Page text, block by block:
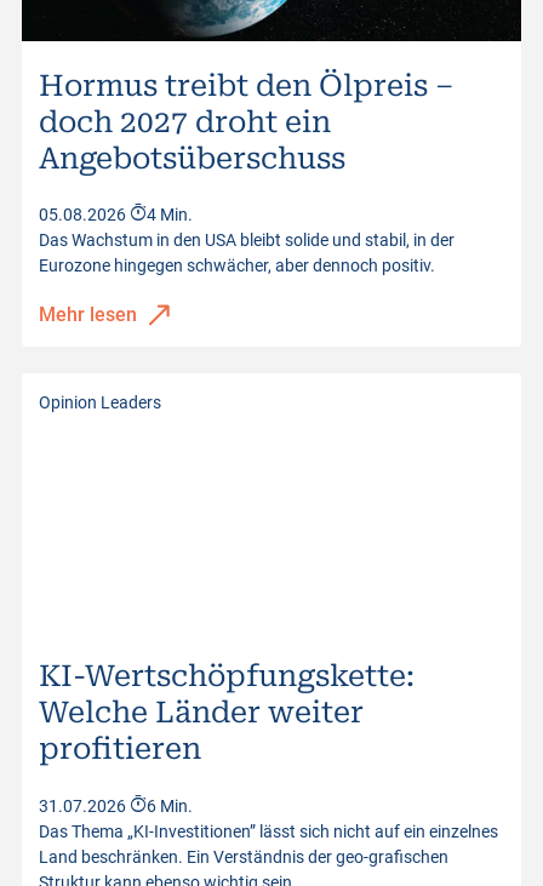
Hormus treibt den Ölpreis –
doch 2027 droht ein
Angebotsüberschuss
05.08.2026
4 Min.
Das Wachstum in den USA bleibt solide und stabil, in der
Eurozone hingegen schwächer, aber dennoch positiv.
Mehr lesen
Opinion Leaders
KI-Wertschöpfungskette:
Welche Länder weiter
profitieren
31.07.2026
6 Min.
Das Thema „KI-Investitionen” lässt sich nicht auf ein einzelnes
Land beschränken. Ein Verständnis der geo-grafischen
Struktur kann ebenso wichtig sein…